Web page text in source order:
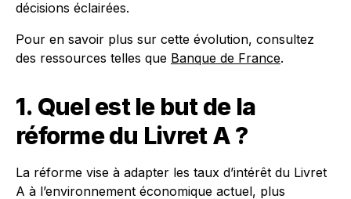
décisions éclairées.
Pour en savoir plus sur cette évolution, consultez
des ressources telles que Banque de France.
1. Quel est le but de la
réforme du Livret A ?
La réforme vise à adapter les taux d’intérêt du Livret
A à l’environnement économique actuel, plus